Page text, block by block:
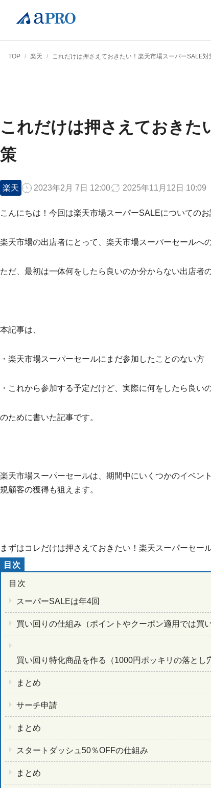
TOP / 楽天 / これだけは押さえておきたい！楽天市場スーパーSALE対
これだけは押さえておきた
策
楽天 2023年2月 7日 12:00 2025年11月12日 10:09
こんにちは！今回は楽天市場スーパーSALEについてのお
楽天市場の出店者にとって、楽天市場スーパーセールへ
ただ、最初は一体何をしたら良いのか分からない出店者
本記事は、
・楽天市場スーパーセールにまだ参加したことのない方
・これから参加する予定だけど、実際に何をしたら良い
のために書いた記事です。
楽天市場スーパーセールは、期間中にいくつかのイベン
規顧客の獲得も狙えます。
まずはコレだけは押さえておきたい！楽天スーパーセー
スーパーSALEは年4回
買い回りの仕組み（ポイントやクーポン適用では買
買い回り特化商品を作る（1000円ポッキリの落とし
まとめ
サーチ申請
まとめ
スタートダッシュ50％OFFの仕組み
まとめ